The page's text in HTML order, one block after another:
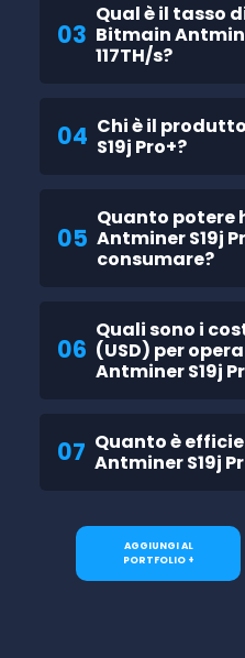
03
Qual è il tasso
Bitmain
117TH/s?
04 Chi è il
S19j Pro+?
05
Quanto potere
Antminer S19j
consumare?
06
Quali sono i
(USD) per
Antminer S19j
07 Quanto è
Antminer S19j
AGGIUNGI AL
PORTFOLIO +